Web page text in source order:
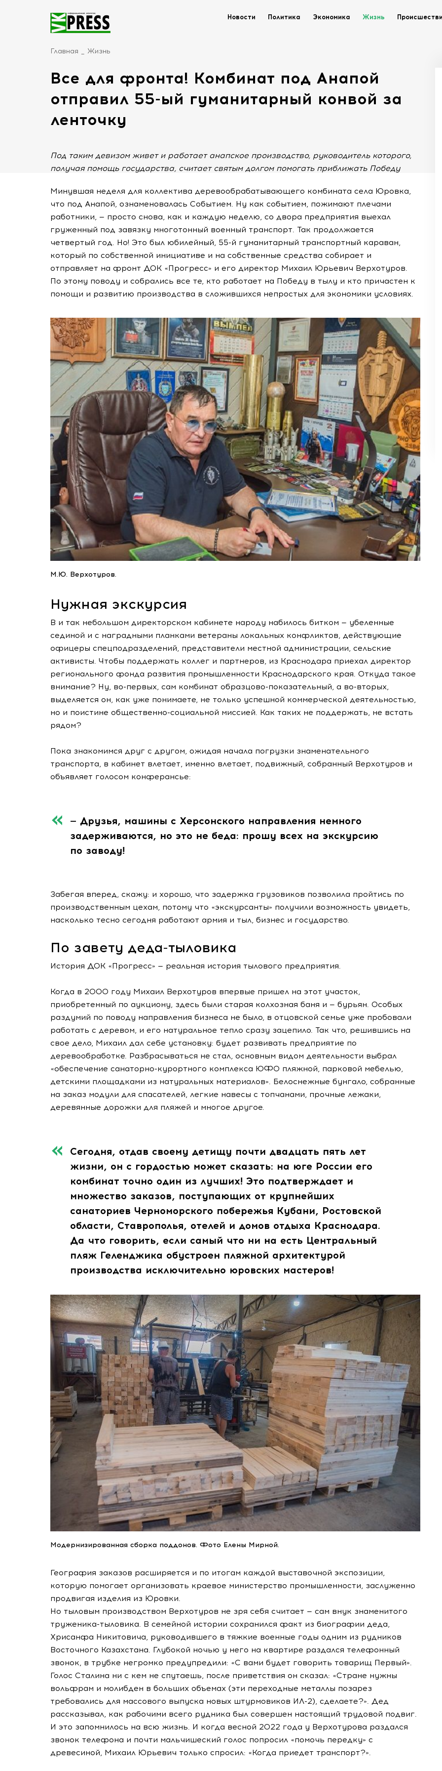
Новости Политика Экономика Жизнь
Главная Жизнь
Все для фронта! Комбинат под Анапой
отправил 55-ый гуманитарный конвой за
ленточку
Под таким девизом живет и работает анапское производство, руководитель которого,
получая помощь государства, считает святым долгом помогать приближать Победу
Минувшая неделя для коллектива деревообрабатывающего комбината села Юровка,
что под Анапой, ознаменовалась Событием. Ну как событием, пожимают плечами
работники, — просто снова, как и каждую неделю, со двора предприятия выехал
груженный под завязку многотонный военный транспорт. Так продолжается
четвертый год. Но! Это был юбилейный, 55-й гуманитарный транспортный караван,
который по собственной инициативе и на собственные средства собирает и
отправляет на фронт ДОК «Прогресс» и его директор Михаил Юрьевич Верхотуров.
По этому поводу и собрались все те, кто работает на Победу в тылу и кто причастен к
помощи и развитию производства в сложившихся непростых для экономики условиях.
М.Ю. Верхотуров.
Нужная экскурсия
В и так небольшом директорском кабинете народу набилось битком — убеленные
сединой и с наградными планками ветераны локальных конфликтов, действующие
офицеры спецподразделений, представители местной администрации, сельские
активисты. Чтобы поддержать коллег и партнеров, из Краснодара приехал директор
регионального фонда развития промышленности Краснодарского края. Откуда такое
внимание? Ну, во-первых, сам комбинат образцово-показательный, а во-вторых,
выделяется он, как уже понимаете, не только успешной коммерческой деятельностью,
но и поистине общественно-социальной миссией. Как таких не поддержать, не встать
рядом?
Пока знакомимся друг с другом, ожидая начала погрузки знаменательного
транспорта, в кабинет влетает, именно влетает, подвижный, собранный Верхотуров и
объявляет голосом конферансье:
— Друзья, машины с Херсонского направления немного
задерживаются, но это не беда: прошу всех на экскурсию
по заводу!
Забегая вперед, скажу: и хорошо, что задержка грузовиков позволила пройтись по
производственным цехам, потому что «экскурсанты» получили возможность увидеть,
насколько тесно сегодня работают армия и тыл, бизнес и государство.
По завету деда-тыловика
История ДОК «Прогресс» — реальная история тылового предприятия.
Когда в 2000 году Михаил Верхотуров впервые пришел на этот участок,
приобретенный по аукциону, здесь были старая колхозная баня и — бурьян. Особых
раздумий по поводу направления бизнеса не было, в отцовской семье уже пробовали
работать с деревом, и его натуральное тепло сразу зацепило. Так что, решившись на
свое дело, Михаил дал себе установку: будет развивать предприятие по
деревообработке. Разбрасываться не стал, основным видом деятельности выбрал
«обеспечение санаторно-курортного комплекса ЮФО пляжной, парковой мебелью,
детскими площадками из натуральных материалов». Белоснежные бунгало, собранные
на заказ модули для спасателей, легкие навесы с топчанами, прочные лежаки,
деревянные дорожки для пляжей и многое другое.
Сегодня, отдав своему детищу почти двадцать пять лет
жизни, он с гордостью может сказать: на юге России его
комбинат точно один из лучших! Это подтверждает и
множество заказов, поступающих от крупнейших
санаториев Черноморского побережья Кубани, Ростовской
области, Ставрополья, отелей и домов отдыха Краснодара.
Да что говорить, если самый что ни на есть Центральный
пляж Геленджика обустроен пляжной архитектурой
производства исключительно юровских мастеров!
Модернизированная сборка поддонов. Фото Елены Мирной.
География заказов расширяется и по итогам каждой выставочной экспозиции,
которую помогает организовать краевое министерство промышленности, заслуженно
продвигая изделия из Юровки.
Но тыловым производством Верхотуров не зря себя считает — сам внук знаменитого
труженика-тыловика. В семейной истории сохранился факт из биографии деда,
Хрисанфа Никитовича, руководившего в тяжкие военные годы одним из рудников
Восточного Казахстана. Глубокой ночью у него на квартире раздался телефонный
звонок, в трубке негромко предупредили: «С вами будет говорить товарищ Первый».
Голос Сталина ни с кем не спутаешь, после приветствия он сказал: «Стране нужны
вольфрам и молибден в больших объемах (эти переходные металлы позарез
требовались для массового выпуска новых штурмовиков ИЛ-2), сделаете?». Дед
рассказывал, как рабочими всего рудника был совершен настоящий трудовой подвиг.
И это запомнилось на всю жизнь. И когда весной 2022 года у Верхотурова раздался
звонок телефона и почти мальчишеский голос попросил «помочь передку» с
древесиной, Михаил Юрьевич только спросил: «Когда приедет транспорт?».